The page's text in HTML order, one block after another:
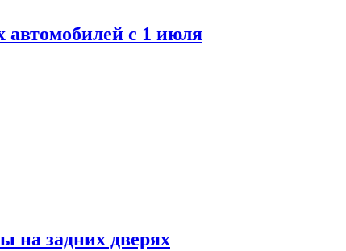
автомобилей с 1 июля
на задних дверях